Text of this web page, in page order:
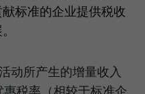
标准的企业提供税收
动所产生的增量收入
税率（相较于标准企